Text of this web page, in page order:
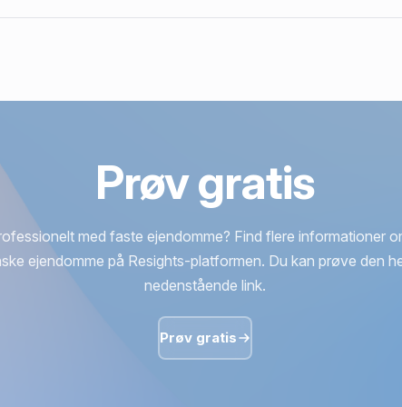
Prøv gratis
med faste ejendomme? Find flere informationer
ejendomme på Resights-platformen. Du kan prøve den
nedenstående link.
Prøv gratis